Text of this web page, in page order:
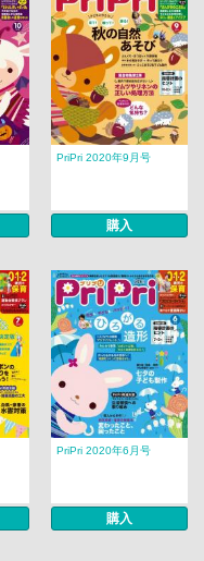
PriPri 2020年9月号
購入
PriPri 2020年6月号
購入